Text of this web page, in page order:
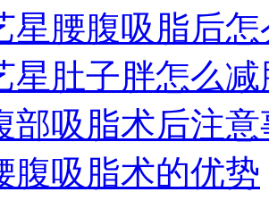
星腰腹吸脂后
星肚子胖怎么
部吸脂术后注意
腹吸脂术的优势